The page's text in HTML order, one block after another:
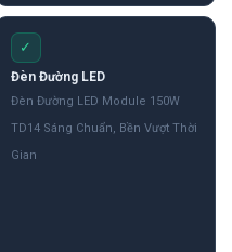
✓
Đèn Đường LED
Đèn Đường LED Module 150W
TD14 Sáng Chuẩn, Bền Vượt Thời
Gian